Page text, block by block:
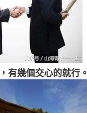
有幾個交心的就行。